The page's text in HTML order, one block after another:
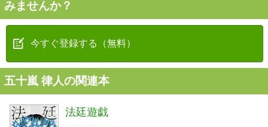
みませんか？
今すぐ登録する（無料）
五十嵐 律人の関連本
法廷遊戯